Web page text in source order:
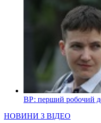
ВР: перший робочий
НОВИНИ З ВІДЕО